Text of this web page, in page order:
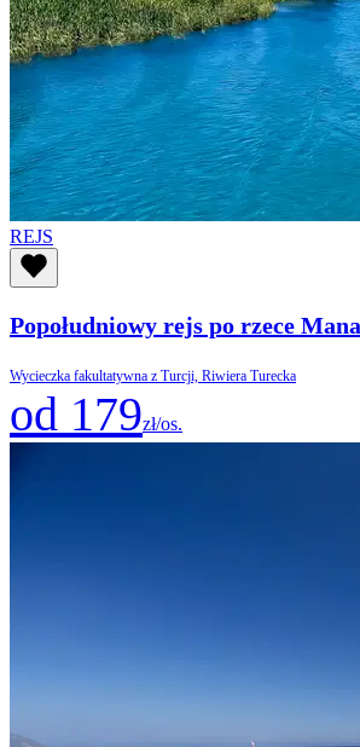
REJS
Popołudniowy rejs po rzece
Wycieczka fakultatywna z Turcji, Riwiera Turecka
od 179zł/os.